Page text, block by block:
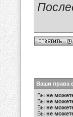
Ваши права
Вы не
Вы не
Вы не
Вы не